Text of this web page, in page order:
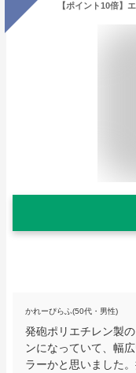
かれーぴらふ(50代・男性)
発砲ポリエチレン製
ンになっていて、幅
ラーかと思いました